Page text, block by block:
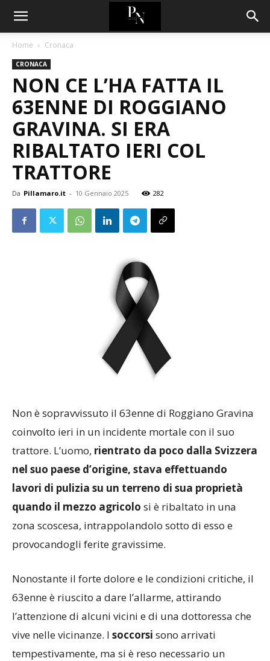
Home Cronaca
CRONACA
NON CE L’HA FATTA IL
63ENNE DI ROGGIANO
GRAVINA. SI ERA
RIBALTATO IERI COL
TRATTORE
Da Pillamaro.it - 10 Gennaio 2025 282
Non è sopravvissuto il 63enne di Roggiano Gravina
coinvolto ieri in un incidente mortale con il suo
trattore. L’uomo, rientrato da poco dalla Svizzera
nel suo paese d’origine, stava effettuando
lavori di pulizia su un terreno di sua proprietà
quando il mezzo agricolo si è ribaltato in una
zona scoscesa, intrappolandolo sotto di esso e
provocandogli ferite gravissime.
Nonostante il forte dolore e le condizioni critiche, il
63enne è riuscito a dare l’allarme, attirando
l’attenzione di alcuni vicini e di una dottoressa che
vive nelle vicinanze. I soccorsi sono arrivati
tempestivamente, ma si è reso necessario un